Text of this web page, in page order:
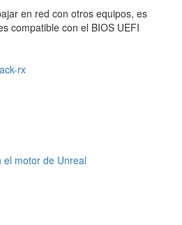
en red con otros equipos, es
compatible con el BIOS UEFI
rx
el motor de Unreal